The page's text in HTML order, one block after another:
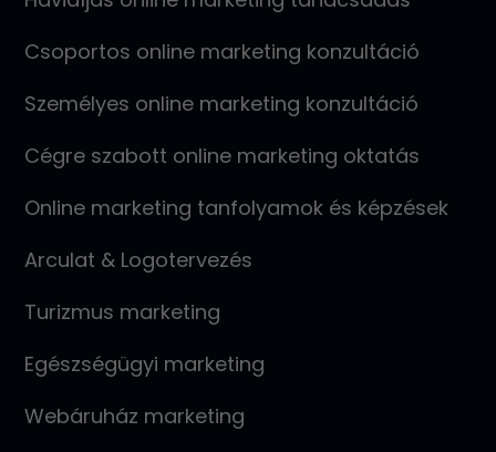
Csoportos online marketing konzultáció
Személyes online marketing konzultáció
Cégre szabott online marketing oktatás
Online marketing tanfolyamok és képzések
Arculat & Logotervezés
Turizmus marketing
Egészségügyi marketing
Webáruház marketing